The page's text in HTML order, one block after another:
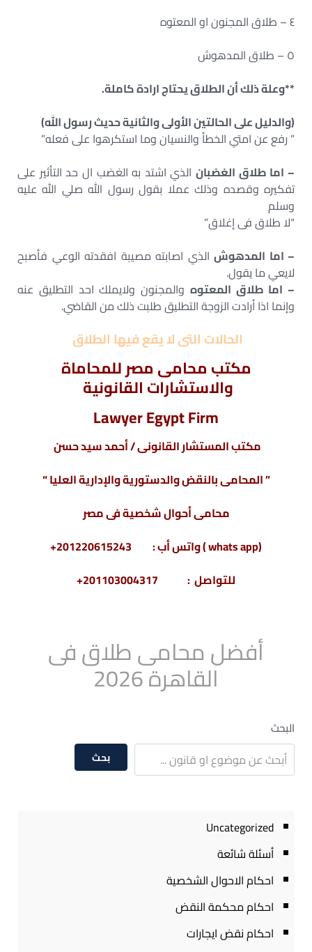
٤ – طلاق المجنون او المعتوه
٥ – طلاق المدهوش
**وعلة ذلك أن الطلاق يحتاج ارادة كاملة.
(والدليل على الحالتين الأولى والثانية حديث رسول الله)
” رفع عن امتي الخطأ والنسيان وما استكرهوا على فعله”
– اما طلاق الغضبانالذي اشتد به الغضب ال حد التأثير على
تفكيره وقصده وذلك عملا بقول رسول الله صلي الله عليه
وسلم
“لا طلاق فى إغلاق”
– اما المدهوش الذي اصابته مصيبة افقدته الوعي فأصبح
لايعي ما يقول.
– اما طلاق المعتوه والمجنون ولايملك احد التطليق عنه
وإنما اذا أرادت الزوجة التطليق طلبت ذلك من القاضي.
الحالات التى لا يقع فيها الطلاق
مكتب محامى مصر للمحاماة
والاستشارات القانونية
Lawyer Egypt Firm
مكتب المستشار القانونى / أحمد سيد حسن
” المحامى بالنقض والدستورية والإدارية العليا “
محامى أحوال شخصية فى مصر
(whats app ) واتس أب : 201220615243+
للتواصل : 201103004317+
أفضل محامى طلاق فى
القاهرة 2026
البحث
بحث
Uncategorized
أسئلة شائعة
احكام الاحوال الشخصية
احكام محكمة النقض
احكام نقض ايجارات